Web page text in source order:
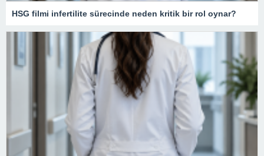
HSG filmi infertilite sürecinde neden kritik bir rol oynar?